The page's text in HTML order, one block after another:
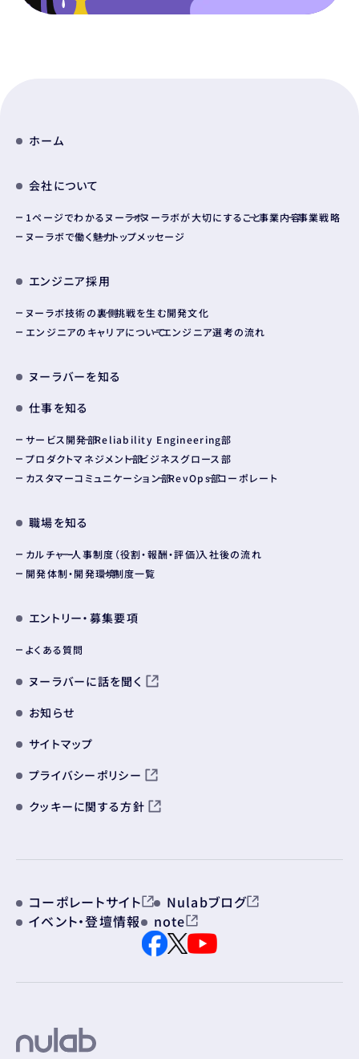
ホーム
会社について
1ページでわかるヌーラボヌーラボが大切にすること事業内容事業戦略
ヌーラボで働く魅力トップメッセージ
エンジニア採用
ヌーラボ技術の裏側挑戦を生む開発文化
エンジニアのキャリアについてエンジニア選考の流れ
ヌーラバーを知る
仕事を知る
サービス開発部Reliability Engineering部
プロダクトマネジメント部ビジネスグロース部
カスタマーコミュニケーション部RevOps部コーポレート
職場を知る
カルチャー人事制度（役割・報酬・評価）入社後の流れ
開発体制・開発環境制度一覧
エントリー・募集要項
よくある質問
ヌーラバーに話を聞く
お知らせ
サイトマップ
プライバシーポリシー
クッキーに関する方針
コーポレートサイト
Nulabブログ
イベント・登壇情報
note